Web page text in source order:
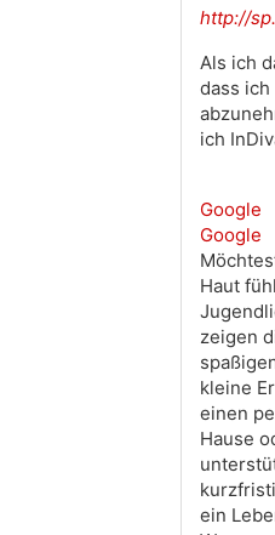
http://
Als ich
dass
ich
Google
Google
Haut
zeigen
kleine
einen
Hause
ein